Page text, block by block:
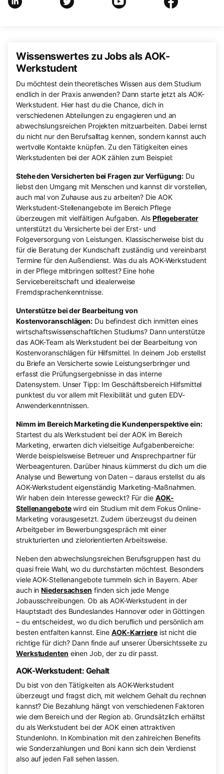
Wissenswertes zu Jobs als AOK-
Werkstudent
Du möchtest dein theoretisches Wissen aus dem Studium
endlich in der Praxis anwenden? Dann starte jetzt als AOK-
Werkstudent. Hier hast du die Chance, dich in
verschiedenen Abteilungen zu engagieren und an
abwechslungsreichen Projekten mitzuarbeiten. Dabei lernst
du nicht nur den Berufsalltag kennen, sondern kannst auch
wertvolle Kontakte knüpfen. Zu den Tätigkeiten eines
Werkstudenten bei der AOK zählen zum Beispiel:
Stehe den Versicherten bei Fragen zur Verfügung: Du
liebst den Umgang mit Menschen und kannst dir vorstellen,
auch mal von Zuhause aus zu arbeiten? Die AOK
Werkstudent-Stellenangebote im Bereich Pflege
überzeugen mit vielfältigen Aufgaben. Als Pflegeberater
unterstützt du Versicherte bei der Erst- und
Folgeversorgung von Leistungen. Klassischerweise bist du
für die Beratung der Kundschaft zuständig und vereinbarst
Termine für den Außendienst. Was du als AOK-Werkstudent
in der Pflege mitbringen solltest? Eine hohe
Servicebereitschaft und idealerweise
Fremdsprachenkenntnisse.
Unterstütze bei der Bearbeitung von
Kostenvoranschlägen: Du befindest dich inmitten eines
wirtschaftswissenschaftlichen Studiums? Dann unterstütze
das AOK-Team als Werkstudent bei der Bearbeitung von
Kostenvoranschlägen für Hilfsmittel. In deinem Job erstellst
du Briefe an Versicherte sowie Leistungserbringer und
erfasst die Prüfungsergebnisse in das interne
Datensystem. Unser Tipp: Im Geschäftsbereich Hilfsmittel
punktest du vor allem mit Flexibilität und guten EDV-
Anwenderkenntnissen.
Nimm im Bereich Marketing die Kundenperspektive ein:
Startest du als Werkstudent bei der AOK im Bereich
Marketing, erwarten dich vielseitige Aufgabenbereiche:
Werde beispielsweise Betreuer und Ansprechpartner für
Werbeagenturen. Darüber hinaus kümmerst du dich um die
Analyse und Bewertung von Daten – daraus erstellst du als
AOK-Werkstudent eigenständig Marketing-Maßnahmen.
Wir haben dein Interesse geweckt? Für die AOK-
Stellenangebotewird ein Studium mit dem Fokus Online-
Marketing vorausgesetzt. Zudem überzeugst du deinen
Arbeitgeber im Bewerbungsgespräch mit einer
strukturierten und zielorientierten Arbeitsweise.
Neben den abwechslungsreichen Berufsgruppen hast du
quasi freie Wahl, wo du durchstarten möchtest. Besonders
viele AOK-Stellenangebote tummeln sich in Bayern. Aber
auch inNiedersachsen finden sich jede Menge
Jobausschreibungen. Ob als AOK-Werkstudent in der
Hauptstadt des Bundeslandes Hannover oder in Göttingen
– du entscheidest, wo du dich beruflich und persönlich am
besten entfalten kannst. Eine AOK-Karriereist nicht die
richtige für dich? Dann finde auf unserer Übersichtsseite zu
Werkstudenten einen Job, der zu dir passt.
AOK-Werkstudent: Gehalt
Du bist von den Tätigkeiten als AOK-Werkstudent
überzeugt und fragst dich, mit welchem Gehalt du rechnen
kannst? Die Bezahlung hängt von verschiedenen Faktoren
wie dem Bereich und der Region ab. Grundsätzlich erhältst
du als Werkstudent bei der AOK einen attraktiven
Stundenlohn. In Kombination mit den zahlreichen Benefits
wie Sonderzahlungen und Boni kann sich dein Verdienst
also auf jeden Fall sehen lassen.